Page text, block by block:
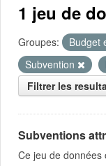
1 jeu de
Groupes: Budget
Subvention
Filtrer les
Subventions
Ce jeu de